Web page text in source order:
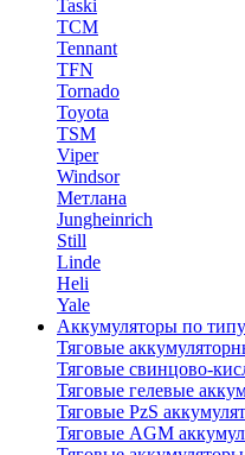
Taski
TCM
Tennant
TFN
Tornado
Toyota
TSM
Viper
Windsor
Метлана
Jungheinrich
Still
Linde
Heli
Yale
Аккумуляторы по типу
Тяговые
Тяговые свинцово-
Тяговые гелевые
Тяговые PzS
Тяговые AGM